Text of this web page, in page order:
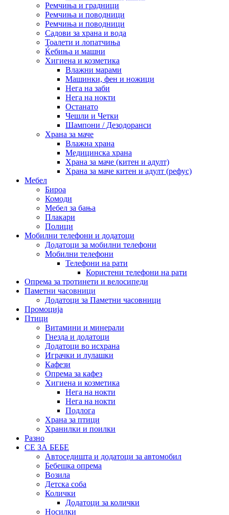
Ремчиња и градници
Ремчиња и поводници
Ремчиња и поводници
Садови за храна и вода
Тоалети и лопатчиња
Ќебиња и машни
Хигиена и козметика
Влажни марами
Машинки, фен и ножици
Нега на заби
Нега на нокти
Останато
Чешли и Четки
Шампони / Дезодоранси
Храна за маче
Влажна храна
Медицинска храна
Храна за маче (китен и адулт)
Храна за маче китен и адулт (рефус)
Мебел
Бироа
Комоди
Мебел за бања
Плакари
Полици
Мобилни телефони и додатоци
Додатоци за мобилни телефони
Мобилни телефони
Телефони на рати
Користени телефони на рати
Опрема за тротинети и велосипеди
Паметни часовници
Додатоци за Паметни часовници
Промоција
Птици
Витамини и минерали
Гнезда и додатоци
Додатоци во исхрана
Играчки и лулашки
Кафези
Опрема за кафез
Хигиена и козметика
Нега на нокти
Нега на нокти
Подлога
Храна за птици
Хранилки и поилки
Разно
СЕ ЗА БЕБЕ
Автоседишта и додатоци за автомобил
Бебешка опрема
Возила
Детска соба
Колички
Додатоци за колички
Носилки